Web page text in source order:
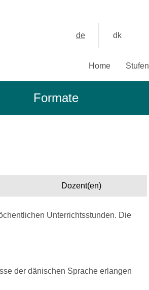
de dk
Home Stufen
Formate
Dozent(en)
Unterrichtsstunden. Die
der dänischen Sprache erlangen